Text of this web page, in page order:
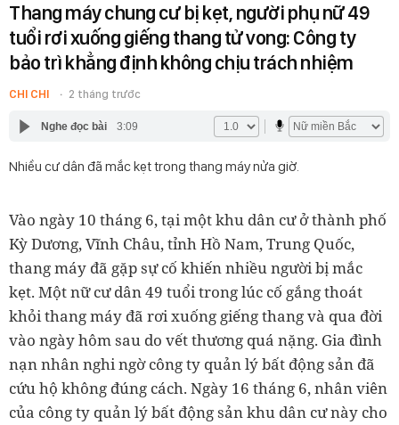
Thang máy chung cư bị kẹt, người phụ nữ 49
tuổi rơi xuống giếng thang tử vong: Công ty
bảo trì khẳng định không chịu trách nhiệm
CHI CHI 2 tháng trước
Nghe đọc bài 3:09
Nhiều cư dân đã mắc kẹt trong thang máy nửa giờ.
Vào ngày 10 tháng 6, tại một khu dân cư ở thành phố
Kỳ Dương, Vĩnh Châu, tỉnh Hồ Nam, Trung Quốc,
thang máy đã gặp sự cố khiến nhiều người bị mắc
kẹt. Một nữ cư dân 49 tuổi trong lúc cố gắng thoát
khỏi thang máy đã rơi xuống giếng thang và qua đời
vào ngày hôm sau do vết thương quá nặng. Gia đình
nạn nhân nghi ngờ công ty quản lý bất động sản đã
cứu hộ không đúng cách. Ngày 16 tháng 6, nhân viên
của công ty quản lý bất động sản khu dân cư này cho